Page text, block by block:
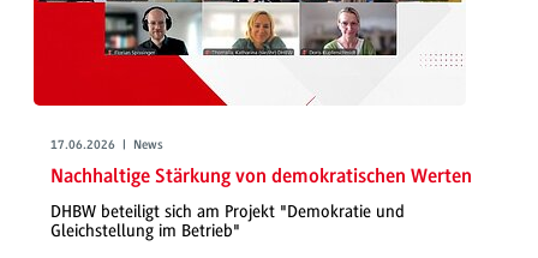
17.06.2026 | News
Nachhaltige Stärkung von demokratischen Werten
DHBW beteiligt sich am Projekt "Demokratie und
Gleichstellung im Betrieb"